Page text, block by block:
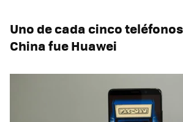
Uno de cada cinco
China fue Huawei